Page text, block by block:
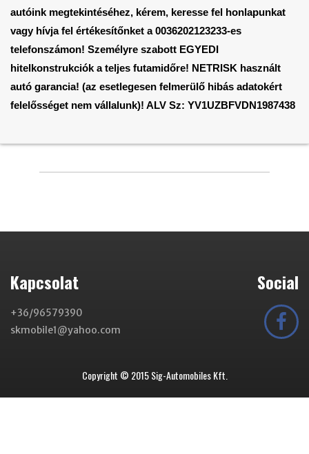
autóink megtekintéséhez, kérem, keresse fel honlapunkat
vagy hívja fel értékesítőnket a 0036202123233-es
telefonszámon! Személyre szabott EGYEDI
hitelkonstrukciók a teljes futamidőre! NETRISK használt
autó garancia! (az esetlegesen felmerülő hibás adatokért
felelősséget nem vállalunk)! ALV Sz: YV1UZBFVDN1987438
Kapcsolat
+36/96579390
skmobile1@yahoo.com
Social
Copyright © 2015 Sig-Automobiles Kft.